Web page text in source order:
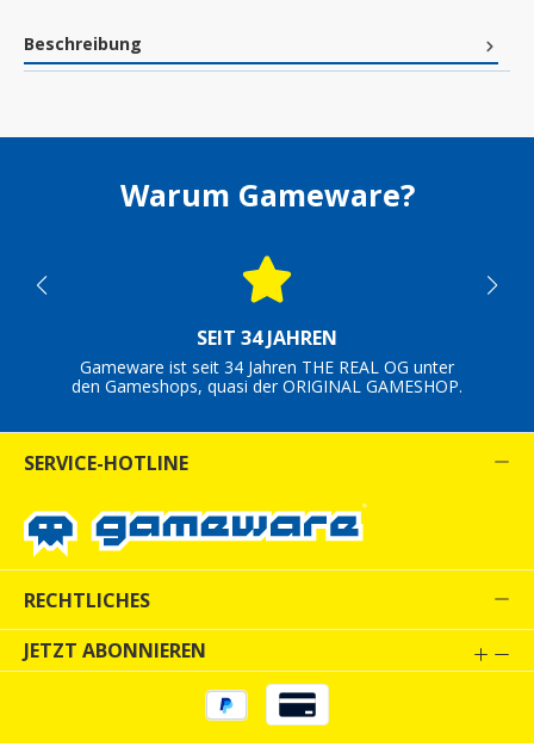
Beschreibung
Warum Gameware?
SEIT 34 JAHREN
Gameware ist seit 34 Jahren THE REAL OG unter
den Gameshops, quasi der ORIGINAL GAMESHOP.
SERVICE-HOTLINE
RECHTLICHES
JETZT ABONNIEREN